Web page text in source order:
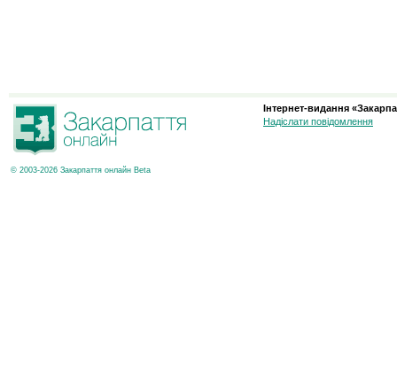
© 2003-2026 Закарпаття онлайн Beta
Інтернет-видання
Надіслати повідомлення